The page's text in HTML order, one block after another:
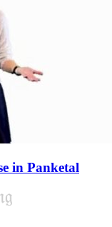
in Panketal